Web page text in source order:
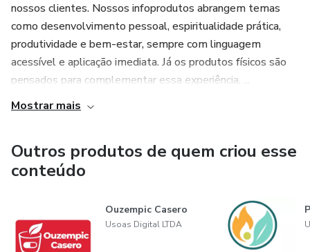
nossos clientes. Nossos infoprodutos abrangem temas
como desenvolvimento pessoal, espiritualidade prática,
produtividade e bem-estar, sempre com linguagem
acessível e aplicação imediata. Já os produtos físicos são
pensados para complementar essa experiência, ...
Mostrar mais
Outros produtos de quem criou esse
conteúdo
Ouzempic Casero
Usoas Digital LTDA